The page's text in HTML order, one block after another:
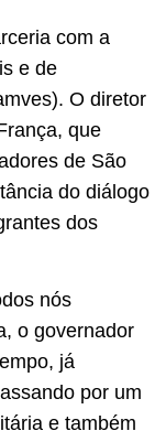
com a
e de
O diretor
que
de São
do diálogo
dos
nós
o governador
já
por um
e também